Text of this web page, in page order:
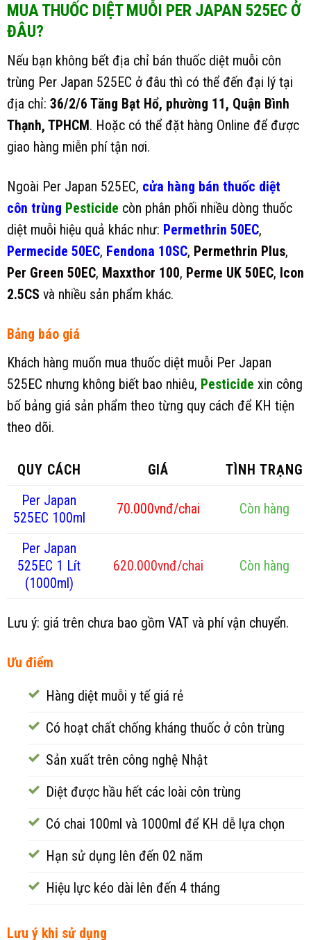
MUA THUỐC DIỆT MUỖI PER JAPAN 525EC Ở
ĐÂU?
Nếu bạn không bết địa chỉ bán thuốc diệt muỗi côn
trùng Per Japan 525EC ở đâu thì có thể đến đại lý tại
địa chỉ: 36/2/6 Tăng Bạt Hổ, phường 11, Quận Bình
Thạnh, TPHCM . Hoặc có thể đặt hàng Online để được
giao hàng miễn phí tận nơi.
Ngoài Per Japan 525EC, cửa hàng bán thuốc diệt
côn trùng Pesticide còn phân phối nhiều dòng thuốc
diệt muỗi hiệu quả khác như: Permethrin 50EC,
Permecide 50EC, Fendona 10SC, Permethrin Plus,
Per Green 50EC, Maxxthor 100, Perme UK 50EC, Icon
2.5CS và nhiều sản phẩm khác.
Bảng báo giá
Khách hàng muốn mua thuốc diệt muỗi Per Japan
525EC nhưng không biết bao nhiêu, Pesticide xin công
bố bảng giá sản phẩm theo từng quy cách để KH tiện
theo dõi.
QUY CÁCH GIÁ
TÌNH TRẠNG
Per Japan
525EC 100ml
70.000vnđ/chai Còn hàng
Per Japan
525EC 1 Lít
(1000ml)
620.000vnđ/chai Còn hàng
Lưu ý: giá trên chưa bao gồm VAT và phí vận chuyển.
Ưu điểm
Hàng diệt muỗi y tế giá rẻ
Có hoạt chất chống kháng thuốc ở côn trùng
Sản xuất trên công nghệ Nhật
Diệt được hầu hết các loài côn trùng
Có chai 100ml và 1000ml để KH dễ lựa chọn
Hạn sử dụng lên đến 02 năm
Hiệu lực kéo dài lên đến 4 tháng
Lưu ý khi sử dụng